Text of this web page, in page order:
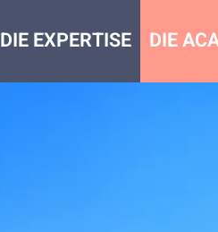
DIE EXPERTISE DIE